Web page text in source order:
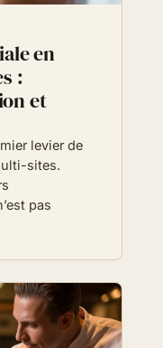
en
:
et
levier de
sites.
pas